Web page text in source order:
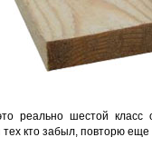
реально шестой класс
кто забыл, повторю еще